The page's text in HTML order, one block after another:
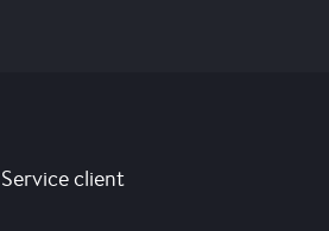
Service client